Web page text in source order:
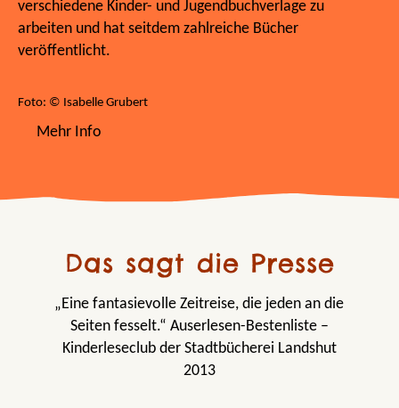
verschiedene Kinder- und Jugendbuchverlage zu
arbeiten und hat seitdem zahlreiche Bücher
veröffentlicht.
Foto: © Isabelle Grubert
Mehr Info
Das sagt die Presse
„Eine fantasievolle Zeitreise, die jeden an die
Seiten fesselt.“ Auserlesen-Bestenliste –
Kinderleseclub der Stadtbücherei Landshut
2013